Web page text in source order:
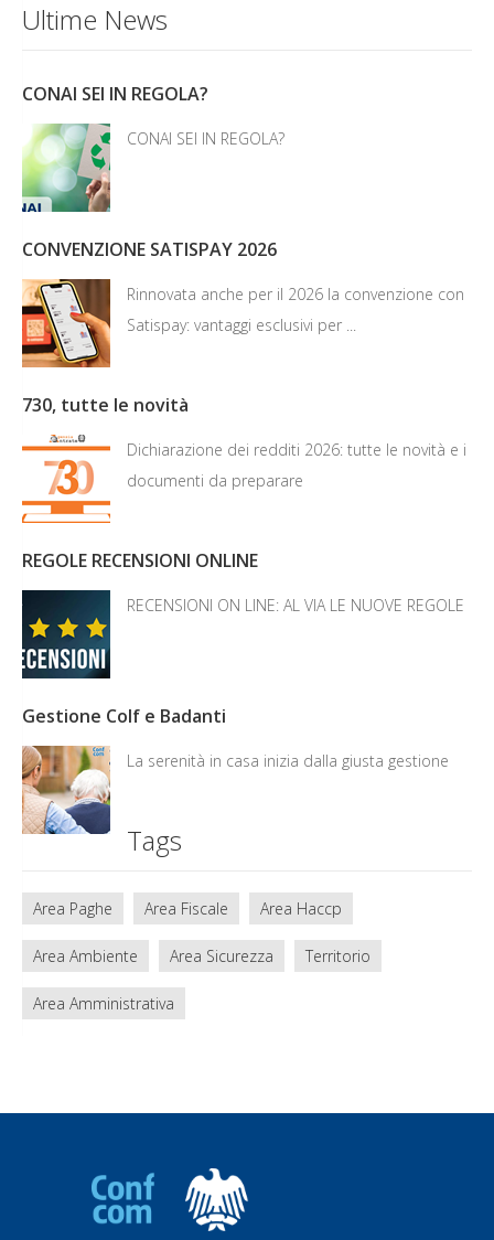
Ultime News
CONAI SEI IN REGOLA?
CONAI SEI IN REGOLA?
CONVENZIONE SATISPAY 2026
Rinnovata anche per il 2026 la convenzione con
Satispay: vantaggi esclusivi per ...
730, tutte le novità
Dichiarazione dei redditi 2026: tutte le novità e i
documenti da preparare
REGOLE RECENSIONI ONLINE
RECENSIONI ON LINE: AL VIA LE NUOVE REGOLE
Gestione Colf e Badanti
La serenità in casa inizia dalla giusta gestione
Tags
Area Paghe Area Fiscale Area Haccp
Area Ambiente Area Sicurezza Territorio
Area Amministrativa